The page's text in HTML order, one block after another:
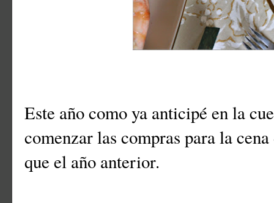
Este año como ya anticipé en la
comenzar las compras para la
que el año anterior.